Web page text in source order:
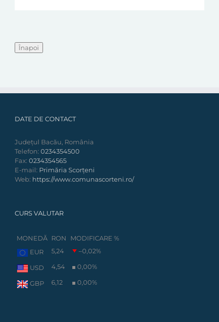
DATE DE CONTACT
Județul Bacău, România
Telefon: 0234354500
Fax: 0234354565
E-mail: Primăria Scorțeni
Web: https://www.comunascorteni.ro/
CURS VALUTAR
MONEDĂ RON
MODIFICARE %
EUR
5,24 –0,02%
USD 4,54 0,00%
GBP 6,12 0,00%